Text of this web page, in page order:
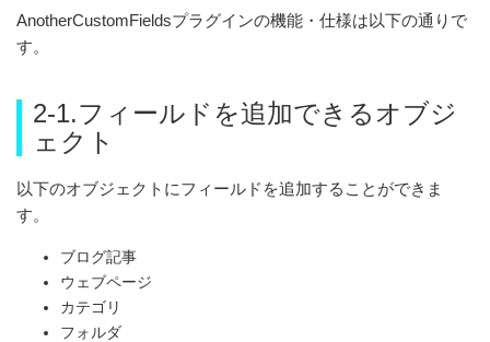
AnotherCustomFieldsプラグインの機能・仕様は以下の通りで
す。
2-1.フィールドを追加できるオブジ
ェクト
以下のオブジェクトにフィールドを追加することができま
す。
ブログ記事
ウェブページ
カテゴリ
フォルダ